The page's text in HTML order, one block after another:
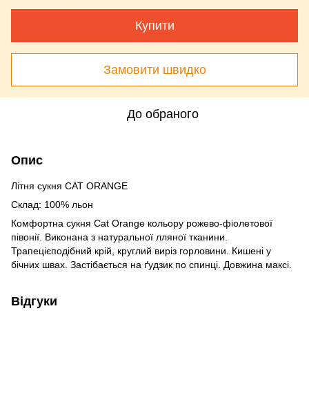
Купити
Замовити швидко
До обраного
Опис
Літня сукня CAT ORANGE
Склад: 100% льон
Комфортна сукня Cat Orange кольору рожево-фіолетової
півонії. Виконана з натуральної лляної тканини.
Трапецієподібний крій, круглий виріз горловини. Кишені у
бічних швах. Застібається на ґудзик по спинці. Довжина максі.
Відгуки